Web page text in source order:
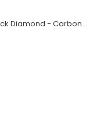
Diamond - Carbon...